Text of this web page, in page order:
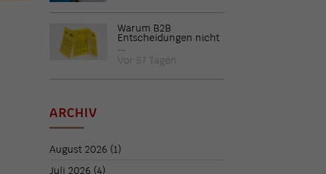
Warum B2B
Entscheidungen nicht
...
Vor 57 Tagen
ARCHIV
August 2026 (1)
Juli 2026 (4)